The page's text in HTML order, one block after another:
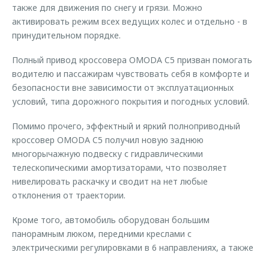
также для движения по снегу и грязи. Можно
активировать режим всех ведущих колес и отдельно - в
принудительном порядке.
Полный привод кроссовера OMODA C5 призван помогать
водителю и пассажирам чувствовать себя в комфорте и
безопасности вне зависимости от эксплуатационных
условий, типа дорожного покрытия и погодных условий.
Помимо прочего, эффектный и яркий полноприводный
кроссовер OMODA C5 получил новую заднюю
многорычажную подвеску с гидравлическими
телескопическими амортизаторами, что позволяет
нивелировать раскачку и сводит на нет любые
отклонения от траектории.
Кроме того, автомобиль оборудован большим
панорамным люком, передними креслами с
электрическими регулировками в 6 направлениях, а также